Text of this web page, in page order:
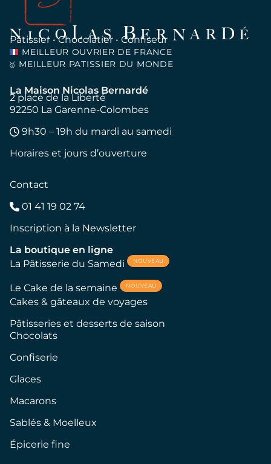
Pâtissier • Chocolatier • Confiseur
MEILLEUR OUVRIER DE FRANCE
🥇 MEILLEUR PATISSIER DU MONDE
La Maison Nicolas Bernardé
2 place de la Liberté
92250 La Garenne-Colombes
9h30 – 19h du mardi au samedi
Horaires et jours d’ouverture
Contact
01 41 19 02 74
Inscription à la Newsletter
La boutique en ligne
La Pâtisserie du Samedi
NOUVEAU
Le Cake de la semaine NOUVEAU
Cakes & gâteaux de voyages
Pâtisseries et desserts de saison
Chocolats
Confiserie
Glaces
Macarons
Sablés & Moelleux
Épicerie fine